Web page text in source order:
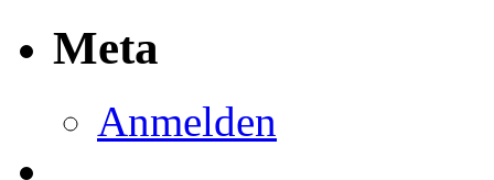
Meta
Anmelden